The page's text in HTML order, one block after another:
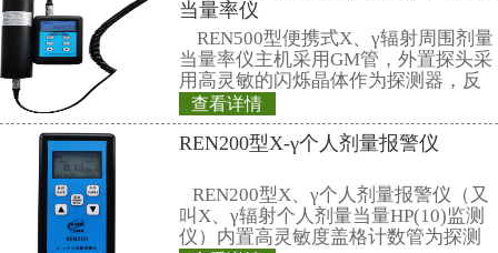
相关产品
REN系列智能化辐
REN系列智能化辐
REN300、
主机配套使用,也可